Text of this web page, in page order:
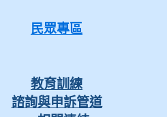
民眾專區
教育訓練
諮詢與申訴管道